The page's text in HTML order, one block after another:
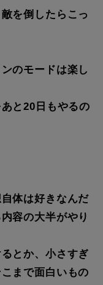
を倒したらこっ
のモードは楽し
と20日もやるの
体は好きなんだ
容の大半がやり
とか、小さすぎ
まで面白いもの